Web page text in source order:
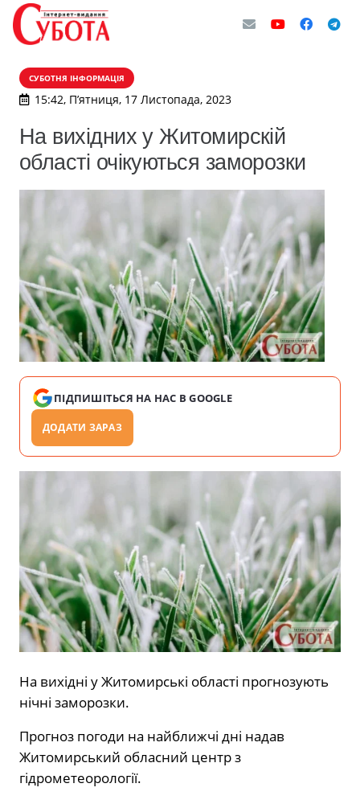
СУБОТНЯ ІНФОРМАЦІЯ
15:42, П’ятниця, 17 Листопада, 2023
На вихідних у Житомирскій
області очікуються заморозки
ПІДПИШІТЬСЯ НА НАС В GOOGLE
ДОДАТИ ЗАРАЗ
На вихідні у Житомирські області прогнозують
нічні заморозки.
Прогноз погоди на найближчі дні надав
Житомирський обласний центр з
гідрометеорології.